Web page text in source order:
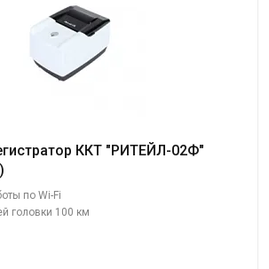
ККТ "РИТЕЙЛ-02Ф"
по Wi-Fi
головки 100 км